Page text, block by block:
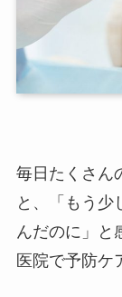
毎日たくさん
と、「もう少
んだのに」と
医院で予防ケ